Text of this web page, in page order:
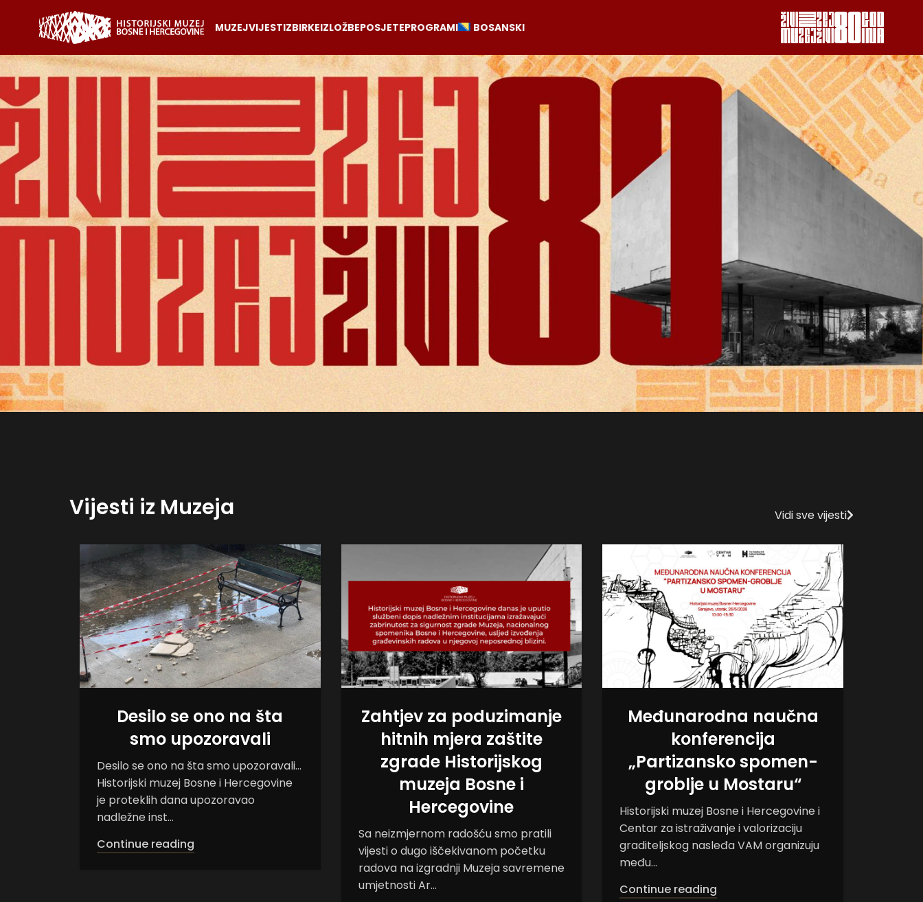
MUZEJVIJESTIZBIRKEIZLOŽBEPOSJETEPROGRAMI BOSANSKI
Vijesti iz Muzeja Vidi sve vijesti
Desilo se ono na šta
smo upozoravali
Desilo se ono na šta smo upozoravali...
Historijski muzej Bosne i Hercegovine
je proteklih dana upozoravao
nadležne inst...
Continue reading
Zahtjev za poduzimanje
hitnih mjera zaštite
zgrade Historijskog
muzeja Bosne i
Hercegovine
Sa neizmjernom radošću smo pratili
vijesti o dugo iščekivanom početku
radova na izgradnji Muzeja savremene
umjetnosti Ar...
Međunarodna naučna
konferencija
„Partizansko spomen-
groblje u Mostaru“
Historijski muzej Bosne i Hercegovine i
Centar za istraživanje i valorizaciju
graditeljskog nasleđa VAM organizuju
među...
Continue reading